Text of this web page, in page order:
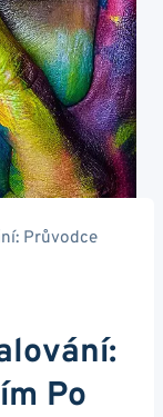
Průvodce
Po